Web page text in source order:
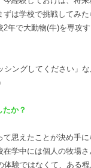
は学校で挑戦してみた
年で大動物(牛)を専攻
ングしてください」
か？
思えたことが決め手に
学中には個人の牧場
験ではなくて、ある